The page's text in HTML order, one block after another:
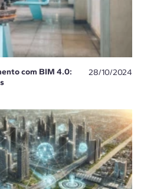
com BIM 4.0:
28/10/2024